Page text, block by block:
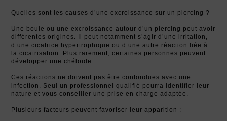
Quelles sont les causes d’une excroissance sur un piercing ?
Une boule ou une excroissance autour d’un piercing peut avoir
différentes origines. Il peut notamment s’agir d’une irritation,
d’une cicatrice hypertrophique ou d’une autre réaction liée à
la cicatrisation. Plus rarement, certaines personnes peuvent
développer une chéloïde.
Ces réactions ne doivent pas être confondues avec une
infection. Seul un professionnel qualifié pourra identifier leur
nature et vous conseiller une prise en charge adaptée.
Plusieurs facteurs peuvent favoriser leur apparition :